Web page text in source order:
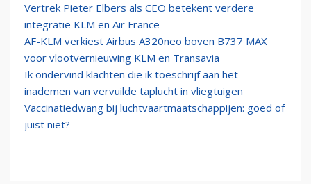
Vertrek Pieter Elbers als CEO betekent verdere
integratie KLM en Air France
AF-KLM verkiest Airbus A320neo boven B737 MAX
voor vlootvernieuwing KLM en Transavia
Ik ondervind klachten die ik toeschrijf aan het
inademen van vervuilde taplucht in vliegtuigen
Vaccinatiedwang bij luchtvaartmaatschappijen: goed of
juist niet?